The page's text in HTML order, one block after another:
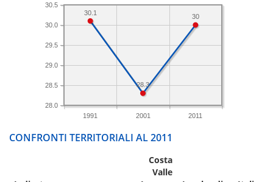
1991 2001 2011
28.0
28.5
29.0
29.5
30.0
30.5
30
28.3
30.1
CONFRONTI TERRITORIALI AL 2011
Costa
Valle